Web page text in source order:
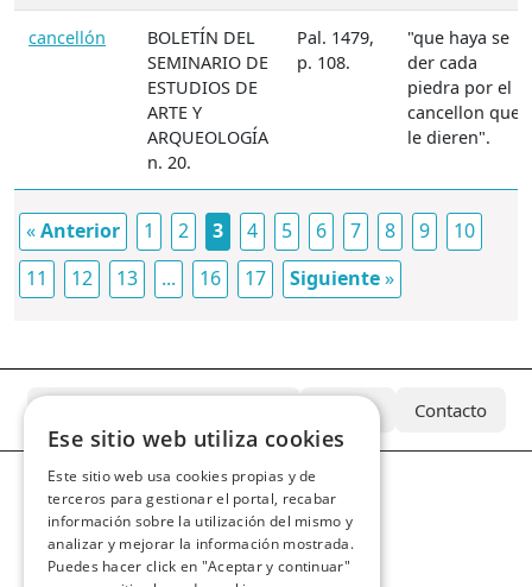
cancellón
BOLETÍN DEL
SEMINARIO DE
ESTUDIOS DE
ARTE Y
ARQUEOLOGÍA
n. 20.
Pal. 1479,
p. 108.
"que haya se
der cada
piedra por el
cancellon que
le dieren".
«Anterior 1 2 3 4 5 6 7 8 9
10
11
12 13 ... 16 17 Siguiente»
Equipo Contacto
Ese sitio web utiliza cookies
Este sitio web usa cookies propias y de
terceros para gestionar el portal, recabar
información sobre la utilización del mismo y
analizar y mejorar la información mostrada.
Puedes hacer click en "Aceptar y continuar"